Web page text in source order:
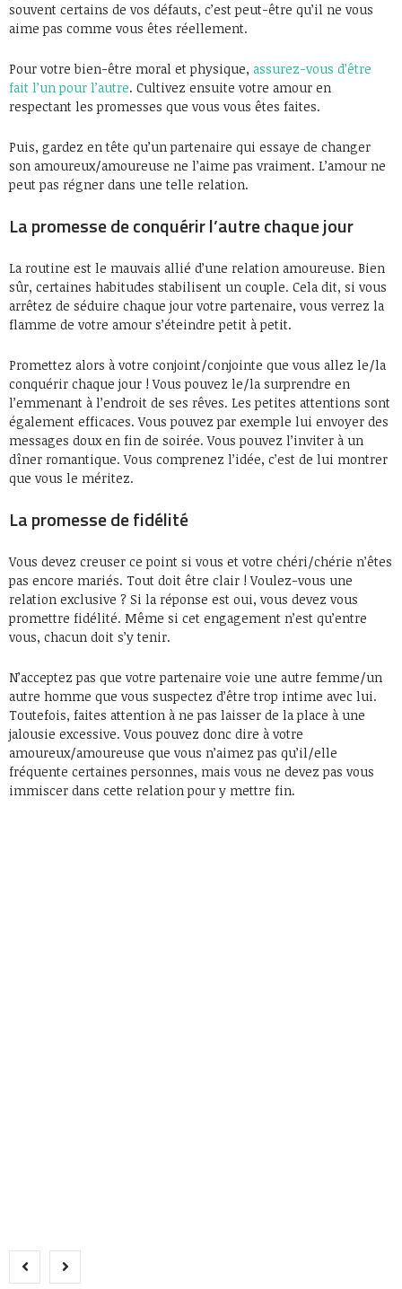
souvent certains de vos défauts, c’est peut-être qu’il ne vous
aime pas comme vous êtes réellement.
Pour votre bien-être moral et physique, assurez-vous d’être
fait l’un pour l’autre. Cultivez ensuite votre amour en
respectant les promesses que vous vous êtes faites.
Puis, gardez en tête qu’un partenaire qui essaye de changer
son amoureux/amoureuse ne l’aime pas vraiment. L’amour ne
peut pas régner dans une telle relation.
La promesse de conquérir l’autre chaque jour
La routine est le mauvais allié d’une relation amoureuse. Bien
sûr, certaines habitudes stabilisent un couple. Cela dit, si vous
arrêtez de séduire chaque jour votre partenaire, vous verrez la
flamme de votre amour s’éteindre petit à petit.
Promettez alors à votre conjoint/conjointe que vous allez le/la
conquérir chaque jour ! Vous pouvez le/la surprendre en
l’emmenant à l’endroit de ses rêves. Les petites attentions sont
également efficaces. Vous pouvez par exemple lui envoyer des
messages doux en fin de soirée. Vous pouvez l’inviter à un
dîner romantique. Vous comprenez l’idée, c’est de lui montrer
que vous le méritez.
La promesse de fidélité
Vous devez creuser ce point si vous et votre chéri/chérie n’êtes
pas encore mariés. Tout doit être clair ! Voulez-vous une
relation exclusive ? Si la réponse est oui, vous devez vous
promettre fidélité. Même si cet engagement n’est qu’entre
vous, chacun doit s’y tenir.
N’acceptez pas que votre partenaire voie une autre femme/un
autre homme que vous suspectez d’être trop intime avec lui.
Toutefois, faites attention à ne pas laisser de la place à une
jalousie excessive. Vous pouvez donc dire à votre
amoureux/amoureuse que vous n’aimez pas qu’il/elle
fréquente certaines personnes, mais vous ne devez pas vous
immiscer dans cette relation pour y mettre fin.